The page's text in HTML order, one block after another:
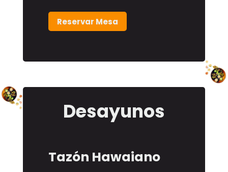
Reservar Mesa
Desayunos
Tazón Hawaiano